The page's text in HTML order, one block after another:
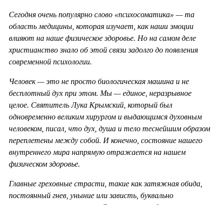
Сегодня очень популярно слово «психосоматика» — та
область медицины, которая изучает, как наши эмоции
влияют на наше физическое здоровье. Но на самом деле
христианство знало об этой связи задолго до появления
современной психологии.
Человек — это не просто биологическая машина и не
бесплотный дух при этом. Мы — единое, неразрывное
целое. Святитель Лука Крымский, который был
одновременно великим хирургом и выдающимся духовным
человеком, писал, что дух, душа и тело теснейшим образом
переплетены между собой. И конечно, состояние нашего
внутреннего мира напрямую отражается на нашем
физическом здоровье.
Главные греховные страсти, такие как затяжная обида,
постоянный гнев, уныние или зависть, буквально